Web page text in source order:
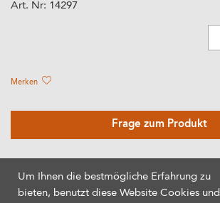
Art. Nr: 14297
Merken
Frage zum Produkt
Um Ihnen die bestmögliche Erfahrung zu
bieten, benutzt diese Website Cookies und